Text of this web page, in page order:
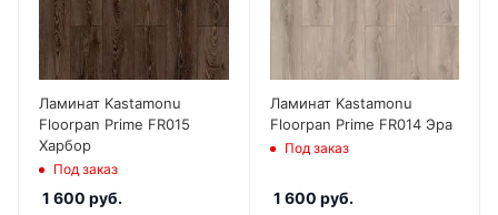
Ламинат Kastamonu
Floorpan Prime FR015
Харбор
Под заказ
1 600 руб.
Ламинат Kastamonu
Floorpan Prime FR014 Эра
Под заказ
1 600 руб.